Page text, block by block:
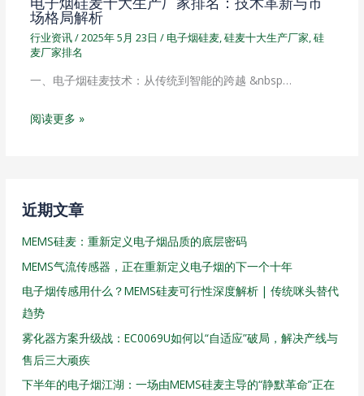
场格局解析
行业资讯/2025年 5月 23日 / 电子烟硅麦, 硅麦十大生产厂家 硅
麦厂家排名
一、电子烟硅麦技术：从传统到智能的跨越 &nbsp…
阅读更多 »
近期文章
MEMS硅麦：重新定义电子烟品质的底层密码
MEMS气流传感器，正在重新定义电子烟的下一个十年
电子烟传感用什么？MEMS硅麦可行性深度解析 | 传统咪头替代
趋势
雾化器方案升级战：EC0069U如何以“自适应”破局，解决产线与
售后三大顽疾
下半年的电子烟江湖：一场由MEMS硅麦主导的“静默革命”正在